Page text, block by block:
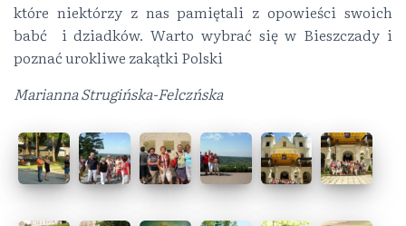
które niektórzy z nas pamiętali z opowieści swoich
babć i dziadków. Warto wybrać się w Bieszczady i
poznać urokliwe zakątki Polski
Marianna Strugińska-Felczńska